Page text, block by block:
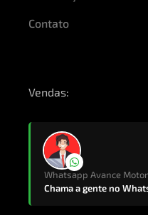
Contato
Vendas:
Whatsapp Avance
Chama a gente no